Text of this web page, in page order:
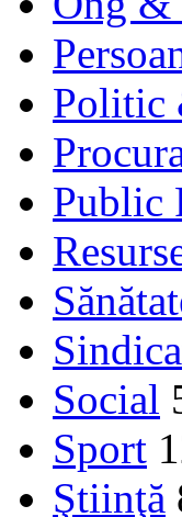
Politic
Public
Social
Sport
Ştiinţă